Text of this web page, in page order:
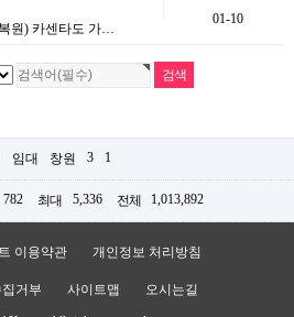
원) 카센타도 가…
01-10
임대 창원 3 1
782 최대 5,336 전체 1,013,892
이용약관 개인정보 처리방침
거부 사이트맵 오시는길